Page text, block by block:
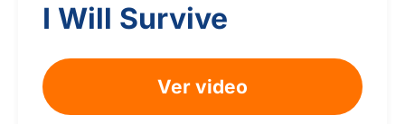
I Will Survive
Ver video